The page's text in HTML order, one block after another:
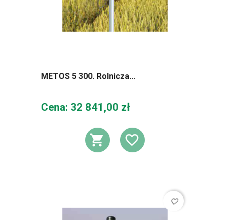
METOS 5 300. Rolnicza...
Cena
Cena: 32 841,00 zł
DODAJ DO
DODAJ DO
favorite_border